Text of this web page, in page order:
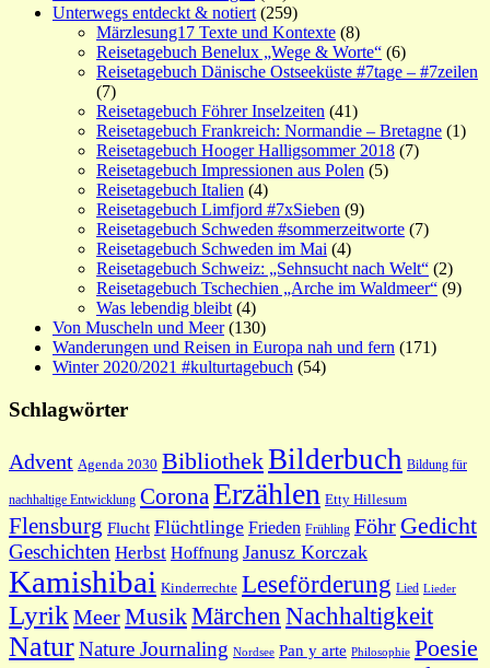
Unterwegs entdeckt & notiert (259)
Märzlesung17 Texte und Kontexte (8)
Reisetagebuch Benelux „Wege & Worte“ (6)
Reisetagebuch Dänische Ostseeküste #7tage – #7zeilen
(7)
Reisetagebuch Föhrer Inselzeiten (41)
Reisetagebuch Frankreich: Normandie – Bretagne (1)
Reisetagebuch Hooger Halligsommer 2018 (7)
Reisetagebuch Impressionen aus Polen (5)
Reisetagebuch Italien (4)
Reisetagebuch Limfjord #7xSieben (9)
Reisetagebuch Schweden #sommerzeitworte (7)
Reisetagebuch Schweden im Mai (4)
Reisetagebuch Schweiz: „Sehnsucht nach Welt“ (2)
Reisetagebuch Tschechien „Arche im Waldmeer“ (9)
Was lebendig bleibt (4)
Von Muscheln und Meer(130)
Wanderungen und Reisen in Europa nah und fern (171)
Winter 2020/2021 #kulturtagebuch (54)
Schlagwörter
Advent Agenda 2030 BibliothekBilderbuch Bildung für
nachhaltige Entwicklung Corona Erzählen Etty Hillesum
Flensburg Flucht Flüchtlinge Frieden Frühling Föhr Gedicht
Geschichten Herbst Hoffnung Janusz Korczak
Kamishibai Kinderrechte Leseförderung Lied Lieder
Lyrik MeerMusikMärchen Nachhaltigkeit
NaturNature Journaling Nordsee Pan y arte Philosophie Poesie